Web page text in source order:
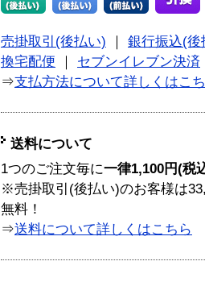
売掛取引(後払い)
銀行振込(後
換宅配便
セブンイレブン決済
⇒支払方法について詳しくはこ
送料について
1つのご注文毎に一律1,100円(税
※売掛取引(後払い)のお客様は
無料！
⇒送料について詳しくはこちら